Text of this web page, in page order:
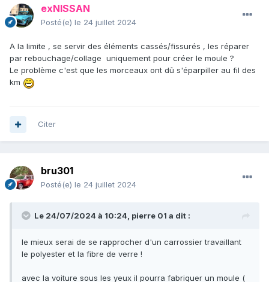
exNISSAN
Posté(e) le 24 juillet 2024
A la limite , se servir des éléments cassés/fissurés , les réparer
par rebouchage/collage uniquement pour créer le moule ?
Le problème c'est que les morceaux ont dû s'éparpiller au fil des
km
Citer
bru301
Posté(e) le 24 juillet 2024
Le 24/07/2024 à 10:24, pierre 01 a dit :
le mieux serai de se rapprocher d'un carrossier travaillant
le polyester et la fibre de verre !
avec la voiture sous les yeux il pourra fabriquer un moule (